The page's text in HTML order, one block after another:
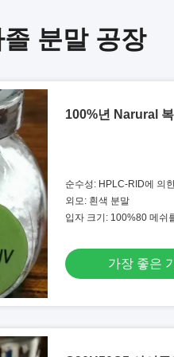
분말 공장
100%년 Narural
순수성: HPLC-RID에 의
드 IV
외모: 흰색 분말
입자 크기: 100%80 메쉬
가장 좋은